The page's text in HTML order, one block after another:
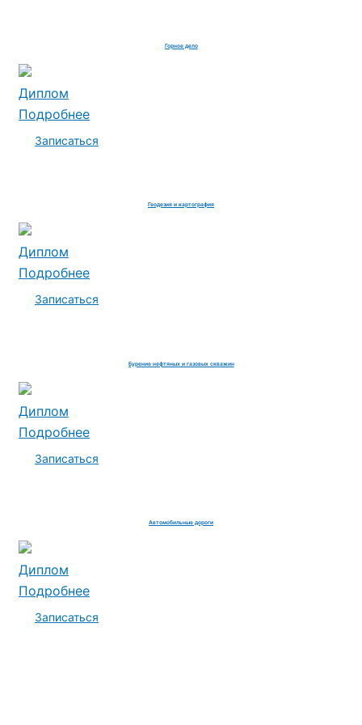
Горное дело
Диплом
Подробнее
Записаться
Геодезия и картография
Диплом
Подробнее
Записаться
Бурение нефтяных и газовых скважин
Диплом
Подробнее
Записаться
Автомобильные дороги
Диплом
Подробнее
Записаться